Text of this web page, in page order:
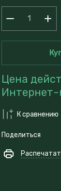
Цена
Интернет-
К сравнению
Поделиться